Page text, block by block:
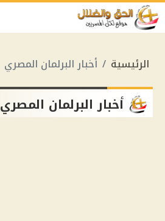
الرئيسية أخبار البرلمان المصري
أخبار البرلمان المصري